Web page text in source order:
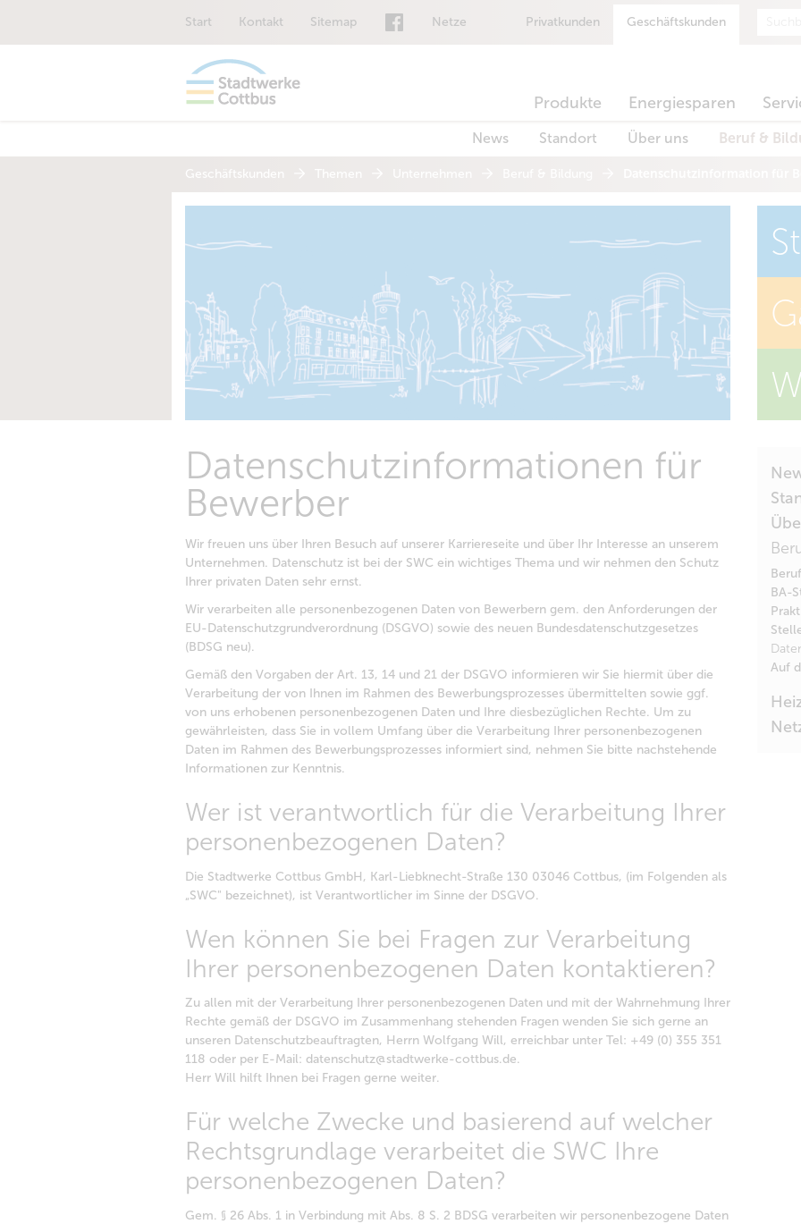
Privatkunden Geschäftskunden
Start Kontakt Sitemap Netze
Produkte Energiesparen
News Standort Über uns Beruf &
Geschäftskunden
Datenschutzinformationen für
Bewerber
Wir freuen uns über Ihren Besuch auf unserer Karriereseite und über Ihr Interesse an unserem
Unternehmen. Datenschutz ist bei der SWC ein wichtiges Thema und wir nehmen den Schutz
Ihrer privaten Daten sehr ernst.
Wir verarbeiten alle personenbezogenen Daten von Bewerbern gem. den Anforderungen der
EU-Datenschutzgrundverordnung (DSGVO) sowie des neuen Bundesdatenschutzgesetzes
(BDSG neu).
Gemäß den Vorgaben der Art. 13, 14 und 21 der DSGVO informieren wir Sie hiermit über die
Verarbeitung der von Ihnen im Rahmen des Bewerbungsprozesses übermittelten sowie ggf.
von uns erhobenen personenbezogenen Daten und Ihre diesbezüglichen Rechte. Um zu
gewährleisten, dass Sie in vollem Umfang über die Verarbeitung Ihrer personenbezogenen
Daten im Rahmen des Bewerbungsprozesses informiert sind, nehmen Sie bitte nachstehende
Informationen zur Kenntnis.
Wer ist verantwortlich für die Verarbeitung Ihrer
personenbezogenen Daten?
Die Stadtwerke Cottbus GmbH, Karl-Liebknecht-Straße 130 03046 Cottbus, (im Folgenden als
„SWC" bezeichnet), ist Verantwortlicher im Sinne der DSGVO.
Wen können Sie bei Fragen zur Verarbeitung
Ihrer personenbezogenen Daten kontaktieren?
Zu allen mit der Verarbeitung Ihrer personenbezogenen Daten und mit der Wahrnehmung Ihrer
Rechte gemäß der DSGVO im Zusammenhang stehenden Fragen wenden Sie sich gerne an
unseren Datenschutzbeauftragten, Herrn Wolfgang Will, erreichbar unter Tel: +49 (0) 355 351
118 oder per E-Mail: datenschutz@stadtwerke-cottbus.de.
Herr Will hilft Ihnen bei Fragen gerne weiter.
Für welche Zwecke und basierend auf welcher
Rechtsgrundlage verarbeitet die SWC Ihre
personenbezogenen Daten?
Gem. § 26 Abs. 1 in Verbindung mit Abs. 8 S. 2 BDSG verarbeiten wir personenbezogene Daten
BA-
Auf